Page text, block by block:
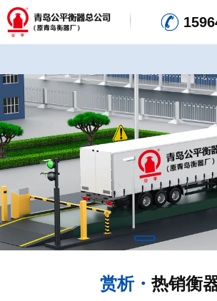
无人值守地磅称重系统
赏析・ 热销衡